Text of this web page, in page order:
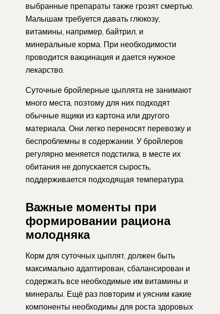
выбранные препараты также грозят смертью.
Малышам требуется давать глюкозу,
витамины, например, байтрил, и
минеральные корма. При необходимости
проводится вакцинация и дается нужное
лекарство.
Суточные бройлерные цыплята не занимают
много места, поэтому для них подходят
обычные ящики из картона или другого
материала. Они легко переносят перевозку и
беспроблемны в содержании. У бройлеров
регулярно меняется подстилка, в месте их
обитания не допускается сырость,
поддерживается подходящая температура.
Важные моменты при
формировании рациона
молодняка
Корм для суточных цыплят, должен быть
максимально адаптирован, сбалансирован и
содержать все необходимые им витамины и
минералы. Ещё раз повторим и уясним какие
компоненты необходимы для роста здоровых